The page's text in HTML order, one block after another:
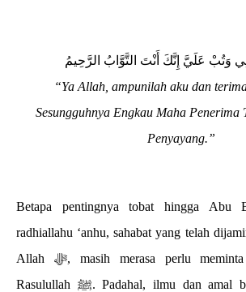
وَتُبْ عَلَيَّ إِنَّكَ أَنْتَ التَّوَّابُ الرَّحِيمُ
“Ya Allah, ampunilah aku dan
Sesungguhnya Engkau Maha Penerima
Penyayang.”
Betapa pentingnya tobat hingga Abu
radhiallahu ‘anhu, sahabat yang telah
Allah ﷻ, masih merasa perlu meminta doa khusus dari
Rasulullah ﷺ. Padahal, ilmu dan amal beliau sudah sangat